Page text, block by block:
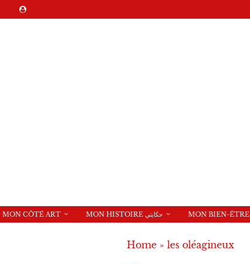
MON CÔTÉ ART MON HISTOIRE حكايتي MON BIEN-ÊTRE
Home » les oléagineux